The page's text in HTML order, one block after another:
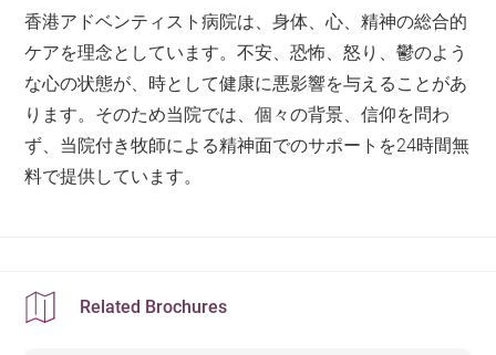
香港アドベンティスト病院は、身体、心、精神の総合的
ケアを理念としています。不安、恐怖、怒り、鬱のよう
な心の状態が、時として健康に悪影響を与えることがあ
ります。そのため当院では、個々の背景、信仰を問わ
ず、当院付き牧師による精神面でのサポートを24時間無
料で提供しています。
Related Brochures